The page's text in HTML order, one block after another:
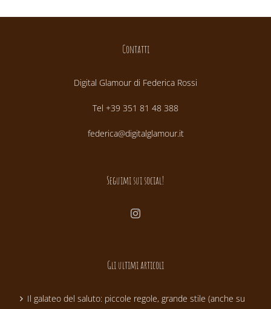
Contatti
Digital Glamour di Federica Rossi
Tel +39 351 81 48 388
federica@digitalglamour.it
Seguimi sui social!
Gli ultimi articoli
Il galateo del saluto: piccole regole, grande stile (anche su